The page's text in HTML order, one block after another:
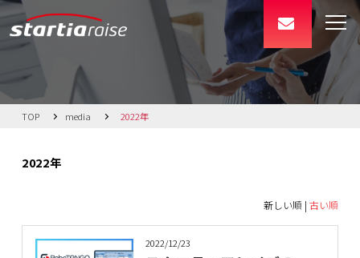
TOP media 2022年
2022年
新しい順 |古い順
2022/12/23